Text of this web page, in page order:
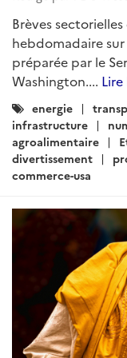
hebdomadaire sur
préparée par le
Washington....Lire
Catégories
energie
infrastructure
agroalimentaire
divertissement
commerce-usa